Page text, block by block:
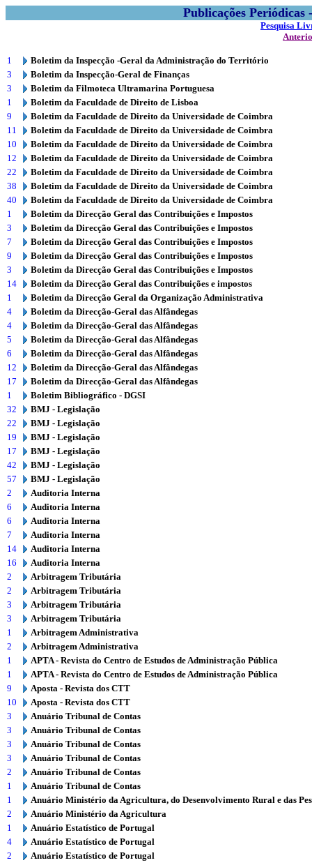
Publicações
Pesquisa
1
Boletim da Inspecção -Geral da Administração do Território
3
Boletim da Inspecção-Geral de Finanças
3
Boletim da Filmoteca Ultramarina Portuguesa
1
Boletim da Faculdade de Direito de Lisboa
9
Boletim da Faculdade de Direito da Universidade de Coimbra
11
Boletim da Faculdade de Direito da Universidade de Coimbra
10
Boletim da Faculdade de Direito da Universidade de Coimbra
12
Boletim da Faculdade de Direito da Universidade de Coimbra
22
Boletim da Faculdade de Direito da Universidade de Coimbra
38
Boletim da Faculdade de Direito da Universidade de Coimbra
40
Boletim da Faculdade de Direito da Universidade de Coimbra
1
Boletim da Direcção Geral das Contribuições e Impostos
3
Boletim da Direcção Geral das Contribuições e Impostos
7
Boletim da Direcção Geral das Contribuições e Impostos
9
Boletim da Direcção Geral das Contribuições e Impostos
3
Boletim da Direcção Geral das Contribuições e Impostos
14
Boletim da Direcção Geral das Contribuições e impostos
1
Boletim da Direcção Geral da Organização Administrativa
4
Boletim da Direcção-Geral das Alfândegas
4
Boletim da Direcção-Geral das Alfândegas
5
Boletim da Direcção-Geral das Alfândegas
6
Boletim da Direcção-Geral das Alfândegas
12
Boletim da Direcção-Geral das Alfândegas
17
Boletim da Direcção-Geral das Alfândegas
1
Boletim Bibliográfico - DGSI
32
BMJ - Legislação
22
BMJ - Legislação
19
BMJ - Legislação
17
BMJ - Legislação
42
BMJ - Legislação
57
BMJ - Legislação
2
Auditoria Interna
6
Auditoria Interna
6
Auditoria Interna
7
Auditoria Interna
14
Auditoria Interna
16
Auditoria Interna
2
Arbitragem Tributária
2
Arbitragem Tributária
3
Arbitragem Tributária
3
Arbitragem Tributária
1
Arbitragem Administrativa
2
Arbitragem Administrativa
1
APTA - Revista do Centro de Estudos de Administração Pública
1
APTA - Revista do Centro de Estudos de Administração Pública
9
Aposta - Revista dos CTT
10
Aposta - Revista dos CTT
3
Anuário Tribunal de Contas
3
Anuário Tribunal de Contas
3
Anuário Tribunal de Contas
3
Anuário Tribunal de Contas
2
Anuário Tribunal de Contas
1
Anuário Tribunal de Contas
1
Anuário Ministério da Agricultura, do Desenvolvimento Rural e das
2
Anuário Ministério da Agricultura
1
Anuário Estatístico de Portugal
4
Anuário Estatístico de Portugal
2
Anuário Estatístico de Portugal